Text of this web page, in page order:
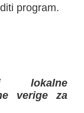
program.
lokalne
verige za